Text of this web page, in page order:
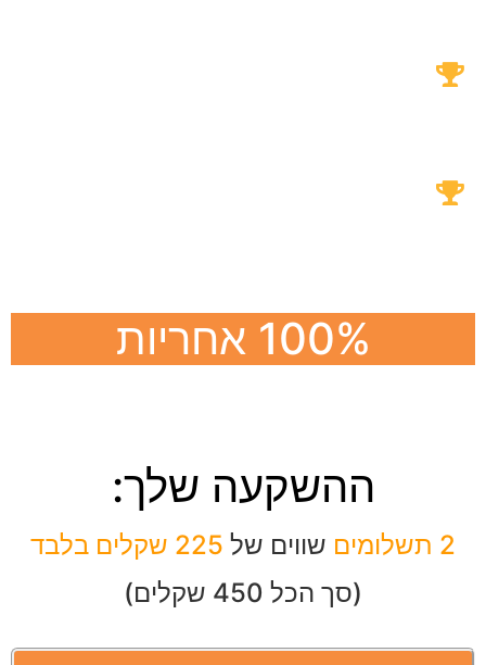
100% אחריות
ההשקעה שלך:
2 תשלומים שווים של
(סך הכל 450 שקלים)